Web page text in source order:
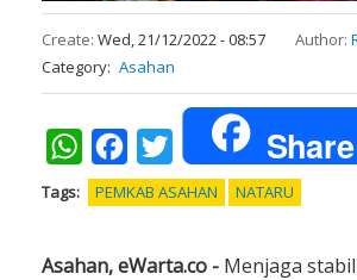
Create: Wed, 21/12/2022 - 08:57 Author:
Category Asahan
WhatsAppFacebookTwitter Share
Tags PEMKAB ASAHAN NATARU
Asahan, eWarta.co - Menjaga